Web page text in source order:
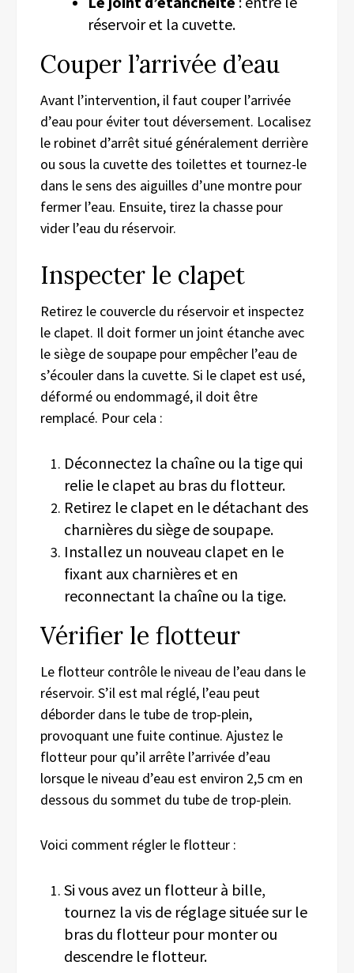
réservoir et la cuvette.
Couper l’arrivée d’eau
Avant l’intervention, il faut couper l’arrivée
d’eau pour éviter tout déversement. Localisez
le robinet d’arrêt situé généralement derrière
ou sous la cuvette des toilettes et tournez-le
dans le sens des aiguilles d’une montre pour
fermer l’eau. Ensuite, tirez la chasse pour
vider l’eau du réservoir.
Inspecter le clapet
Retirez le couvercle du réservoir et inspectez
le clapet. Il doit former un joint étanche avec
le siège de soupape pour empêcher l’eau de
s’écouler dans la cuvette. Si le clapet est usé,
déformé ou endommagé, il doit être
remplacé. Pour cela :
Déconnectez la chaîne ou la tige qui
relie le clapet au bras du flotteur.
Retirez le clapet en le détachant des
charnières du siège de soupape.
Installez un nouveau clapet en le
fixant aux charnières et en
reconnectant la chaîne ou la tige.
Vérifier le flotteur
Le flotteur contrôle le niveau de l’eau dans le
réservoir. S’il est mal réglé, l’eau peut
déborder dans le tube de trop-plein,
provoquant une fuite continue. Ajustez le
flotteur pour qu’il arrête l’arrivée d’eau
lorsque le niveau d’eau est environ 2,5 cm en
dessous du sommet du tube de trop-plein.
Voici comment régler le flotteur :
Si vous avez un flotteur à bille,
tournez la vis de réglage située sur le
bras du flotteur pour monter ou
descendre le flotteur.